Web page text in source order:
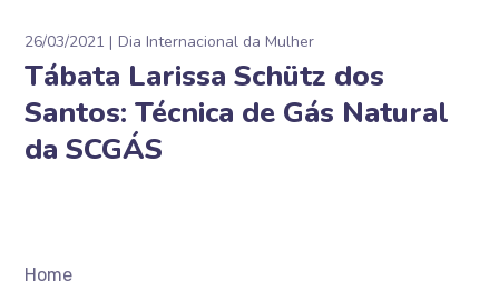
26/03/2021 Dia Internacional da Mulher
Tábata Larissa Schütz dos
Santos: Técnica de Gás Natural
da SCGÁS
Home